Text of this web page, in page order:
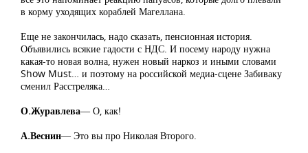
в корму уходящих кораблей Магеллана.
Еще не закончилась, надо сказать, пенсионная история.
Объявились всякие гадости с НДС. И посему народу нужна
какая-то новая волна, нужен новый наркоз и иными словами
Show Must… и поэтому на российской медиа-сцене Забиваку
сменил Расстреляка…
О.Журавлева― О, как!
А.Веснин― Это вы про Николая Второго.